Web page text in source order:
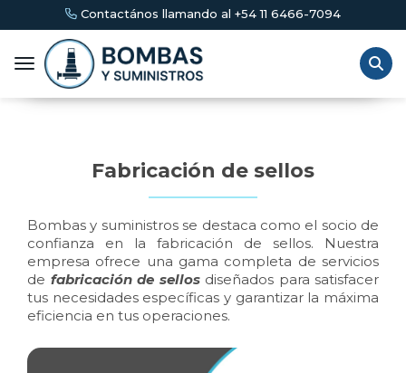
Contactános llamando al +54 11 6466-7094
Toggle navigation
Fabricación de sellos
Bombas y suministros se destaca como el socio de
confianza en la fabricación de sellos. Nuestra
empresa ofrece una gama completa de servicios
de fabricación de sellosdiseñados para satisfacer
tus necesidades específicas y garantizar la máxima
eficiencia en tus operaciones.